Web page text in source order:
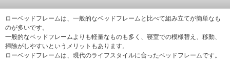
ローベッドフレームは、一般的なベッドフレームと比べて組み立てが簡単なも
のが多いです。
一般的なベッドフレームよりも軽量なものも多く、寝室での模様替え、移動、
掃除がしやすいというメリットもあります。
ローベッドフレームは、現代のライフスタイルに合ったベッドフレームです。